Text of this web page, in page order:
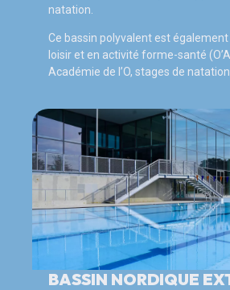
natation.
Ce bassin polyvalent est
loisir et en activité forme-santé
Académie de l’O, stages de
BASSIN NORDIQUE